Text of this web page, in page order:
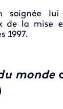
soignée
de la mise
1997.
monde